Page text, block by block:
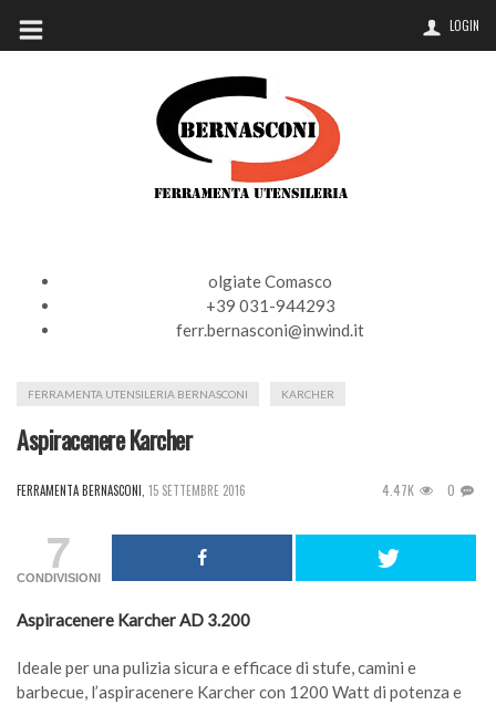
LOGIN
olgiate Comasco
+39 031-944293
ferr.bernasconi@inwind.it
FERRAMENTA UTENSILERIA BERNASCONI KARCHER
Aspiracenere Karcher
FERRAMENTA BERNASCONI 15 SETTEMBRE 2016 4.47K 0
7
CONDIVISIONI
Aspiracenere Karcher AD 3.200
Ideale per una pulizia sicura e efficace di stufe, camini e
barbecue, l’aspiracenere Karcher con 1200 Watt di potenza e